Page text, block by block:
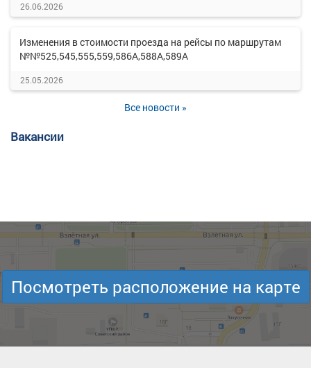
26.06.2026
Изменения в стоимости проезда на рейсы по маршрутам
№№525,545,555,559,586А,588А,589А
25.05.2026
Все новости »
Вакансии
Посмотреть расположение на карте